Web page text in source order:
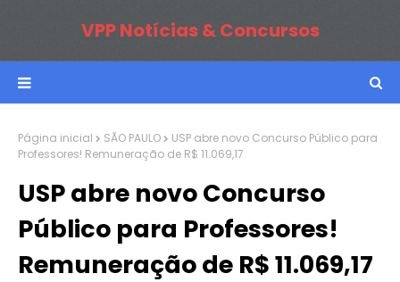
VPP Notícias & Concursos
Página inicial SÃO PAULO
USP abre novo Concurso Público para
Professores! Remuneração de R$ 11.069,17
USP abre novo Concurso
Público para Professores!
Remuneração de R$ 11.069,17